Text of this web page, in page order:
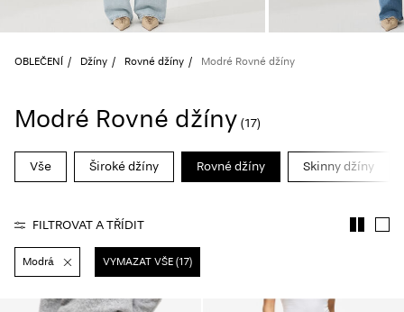
/
OBLEČENÍ Džíny Rovné džíny Modré Rovné džíny
Modré Rovné džíny (17)
Vše Široké džíny Rovné džíny Skinny džíny
FILTROVAT A TŘÍDIT
Modrá VYMAZAT VŠE (17)